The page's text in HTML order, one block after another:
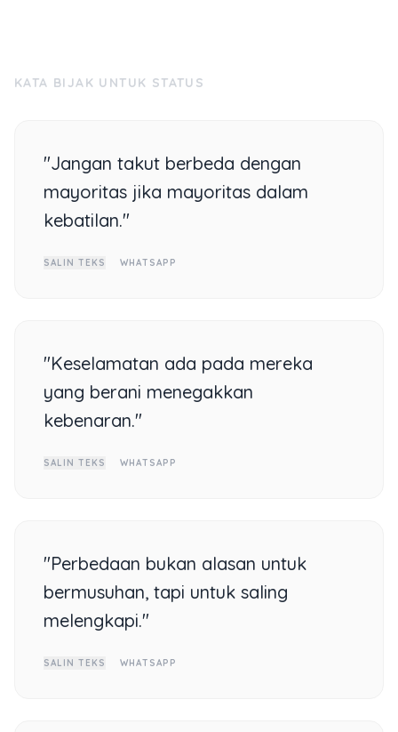
KATA BIJAK UNTUK STATUS
"Jangan takut berbeda dengan
mayoritas jika mayoritas dalam
kebatilan."
SALIN TEKS WHATSAPP
"Keselamatan ada pada mereka
yang berani menegakkan
kebenaran."
SALIN TEKS WHATSAPP
"Perbedaan bukan alasan untuk
bermusuhan, tapi untuk saling
melengkapi."
SALIN TEKS WHATSAPP